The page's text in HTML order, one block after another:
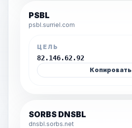
PSBL
psbl.surriel.com
ЦЕЛЬ
82.146.62.92
Копировать
SORBS DNSBL
dnsbl.sorbs.net